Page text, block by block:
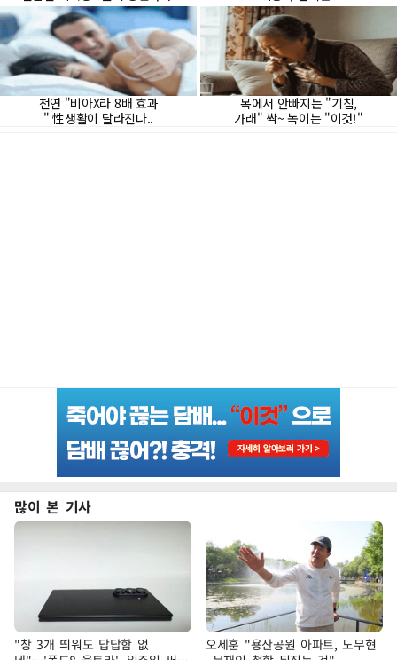
많이 본 기사
"창 3개 띄워도 답답함 없
오세훈 "용산공원 아파트, 노무현